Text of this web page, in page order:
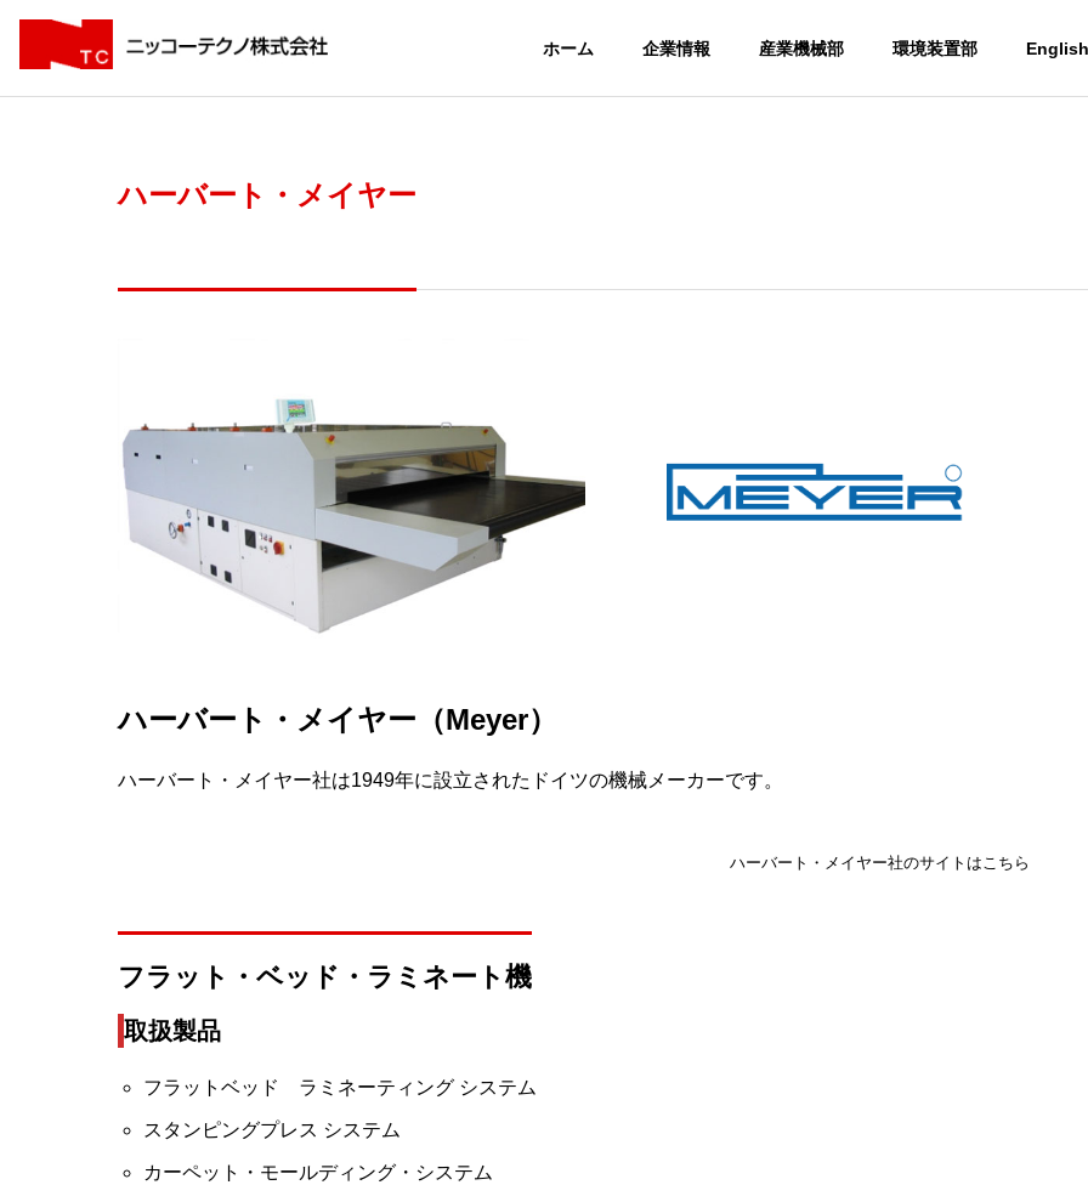
ホーム 企業情報 産業機械部 環境装置部 English
ハーバート・メイヤー
ハーバート・メイヤー（Meyer）
ハーバート・メイヤー社は1949年に設立されたドイツの機械メーカーです。
ハーバート・メイヤー社のサイトはこちら
フラット・ベッド・ラミネート機
取扱製品
フラットベッド ラミネーティング システム
スタンピングプレス システム
カーペット・モールディング・システム